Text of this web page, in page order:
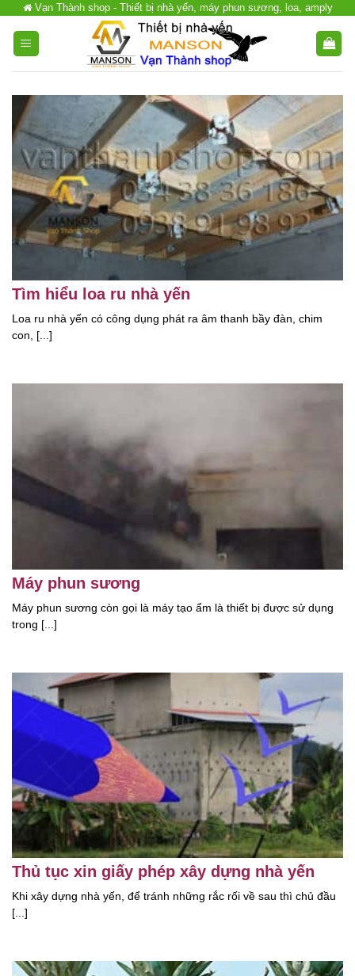
Chuyển
đến
dung
Vạn Thành shop - Thiết bị nhà yến, máy phun sương, loa, amply
Tìm hiểu loa ru nhà yến
Loa ru nhà yến có công dụng phát ra âm thanh bầy đàn, chim
con, [...]
Máy phun sương
Máy phun sương còn gọi là máy tạo ẩm là thiết bị được sử dụng
trong [...]
Thủ tục xin giấy phép xây dựng nhà yến
Khi xây dựng nhà yến, để tránh những rắc rối về sau thì chủ đầu
[...]